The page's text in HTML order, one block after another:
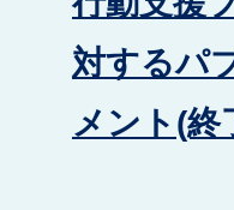
対するパ
メント(終